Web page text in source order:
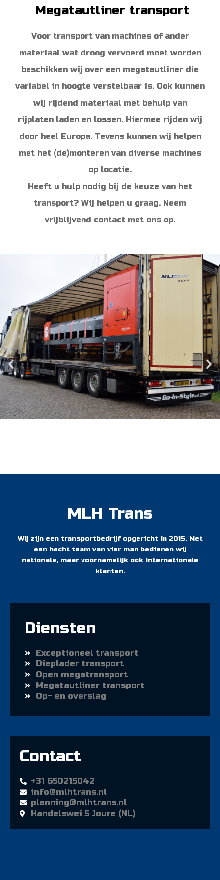
k
a
Megatautliner transport
Voor transport van machines of ander
materiaal wat droog vervoerd moet worden
beschikken wij over een megatautliner die
variabel in hoogte verstelbaar is. Ook kunnen
wij rijdend materiaal met behulp van
rijplaten laden en lossen. Hiermee rijden wij
door heel Europa. Tevens kunnen wij helpen
met het (de)monteren van diverse machines
op locatie.
Heeft u hulp nodig bij de keuze van het
transport? Wij helpen u graag. Neem
vrijblijvend contact met ons op.
MLH Trans
Wij zijn een transportbedrijf opgericht in 2015. Met
een hecht team van vier man bedienen wij
nationale, maar voornamelijk ook internationale
klanten.
Diensten
Exceptioneel transport
Dieplader transport
Open megatransport
Megatautliner transport
Op- en overslag
Contact
+31 650215042
info@mlhtrans.nl
planning@mlhtrans.nl
Handelswei 5 Joure (NL)